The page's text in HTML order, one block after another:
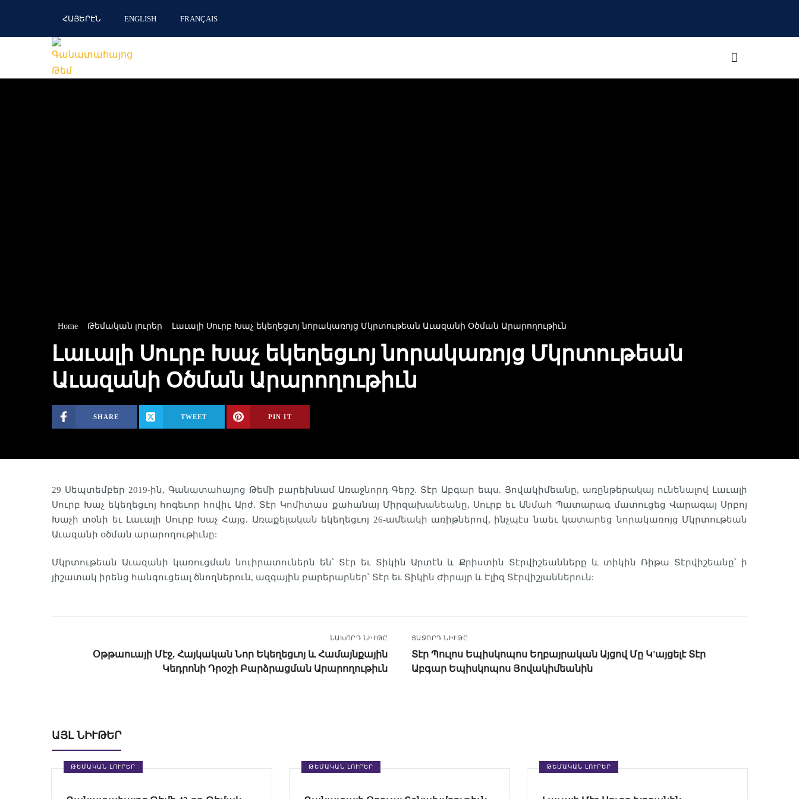
ՀԱՅԵՐԷՆ ENGLISH FRANÇAIS
Home Թեմական լուրեր Լաւալի Սուրբ Խաչ եկեղեցւոյ նորակառոյց Մկրտութեան Աւազանի Օծման Արարողութիւն
Լաւալի Սուրբ Խաչ եկեղեցւոյ նորակառոյց Մկրտութեան
Աւազանի Օծման Արարողութիւն
SHARE TWEET PIN IT
29 Սեպտեմբեր 2019-ին, Գանատահայոց Թեմի բարեխնամ Առաջնորդ Գերշ. Տէր Աբգար եպս. Յովակիմեանը, առընթերակայ ունենալով Լաւալի
Սուրբ Խաչ եկեղեցւոյ հոգեւոր հովիւ Արժ. Տէր Կոմիտաս քահանայ Միրզախանեանը, Սուրբ եւ Անմահ Պատարագ մատուցեց Վարագայ Սրբոյ
Խաչի տօնի եւ Լաւալի Սուրբ Խաչ Հայց. Առաքելական եկեղեցւոյ 26-ամեակի առիթներով, ինչպէս նաեւ կատարեց նորակառոյց Մկրտութեան
Աւազանի օծման արարողութիւնը:
Մկրտութեան Աւազանի կառուցման նուիրատուներն են՝ Տէր եւ Տիկին Արտէն և Քրիստին Տէրվիշեանները և տիկին Ռիթա Տէրվիշեանը՝ ի
յիշատակ իրենց հանգուցեալ ծնողներուն, ազգային բարերարներ՝ Տէր եւ Տիկին Ժիրայր և Էլիզ Տէրվիշյաններուն:
ՆԱԽՈՐԴ ՆԻՒԹԸ
Օթթաուայի Մէջ, Հայկական Նոր Եկեղեցւոյ և Համայնքային
Կեդրոնի Դրօշի Բարձրացման Արարողութիւն
ՅԱՋՈՐԴ ՆԻՒԹԸ
Տէր Պուլոս Եպիսկոպոս Եղբայրական Այցով Մը Կ'այցելէ Տէր
Աբգար Եպիսկոպոս Յովակիմեանին
ԱՅԼ ՆԻՒԹԵՐ
ԹԵՄԱԿԱՆ ԼՈՒՐԵՐ ԹԵՄԱԿԱՆ ԼՈՒՐԵՐ ԹԵՄԱԿԱՆ ԼՈՒՐԵՐ